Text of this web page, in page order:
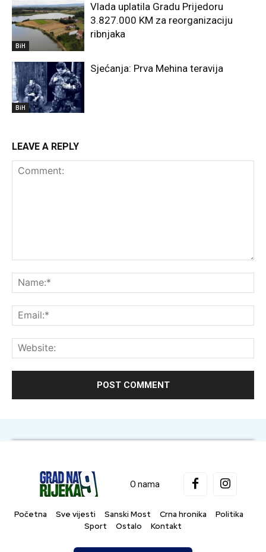
BiH
Vlada uplatila Gradu Prijedoru
3.827.000 KM za reorganizaciju
ribnjaka
BiH
Sjećanja: Prva Mehina teravija
LEAVE A REPLY
O nama
Početna Sve vijesti Sanski Most Crna hronika
Politika
Sport
Ostalo Kontakt